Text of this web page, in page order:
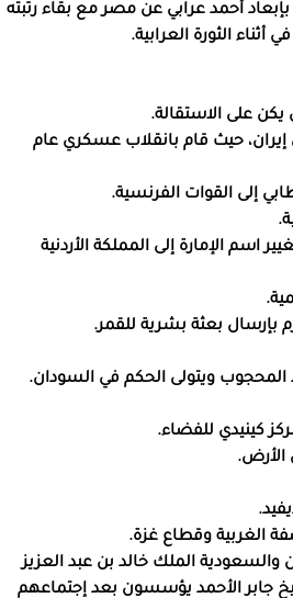
أحمد عرابي عن مصر مع بقاء رتبته
الثورة العرابية.
إيران، حيث قام بانقلاب عسكري عام
اسم الإمارة إلى المملكة الأردنية
كينيدي للفضاء.
الغربية وقطاع غزة.
والسعودية الملك خالد بن عبد العزيز
جابر الأحمد يؤسسون بعد إجتماعهم